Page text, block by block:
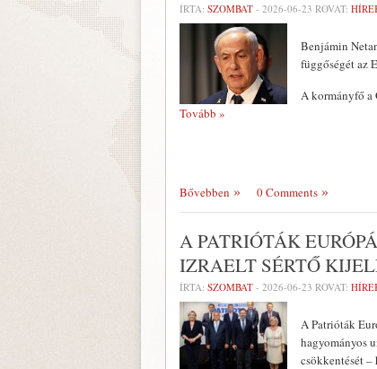
ÍRTA: SZOMBAT - 2026-06-23 ROVAT:
Benjámin
függőségét az
A kormányfő a
Tovább »
Bővebben 0 Comments
A PATRIÓTÁK
IZRAELT SÉRTŐ
ÍRTA: SZOMBAT - 2026-06-23 ROVAT:
A Patrióták
hagyományos
csökkentését